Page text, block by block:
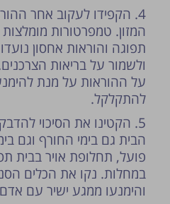
4. הקפידו לעקוב אחר
המזון. טמפרטורות מומלצות
תפוגה והוראות אחסון
ולשמור על בריאות
על ההוראות על מנת
להתקלקל.
5. הקטינו את הסיכוי
הבית גם בימי החורף וגם
פועל, תחלופת אויר בבית
במחלות. נקו את הכלים
והימנעו ממגע ישיר עם